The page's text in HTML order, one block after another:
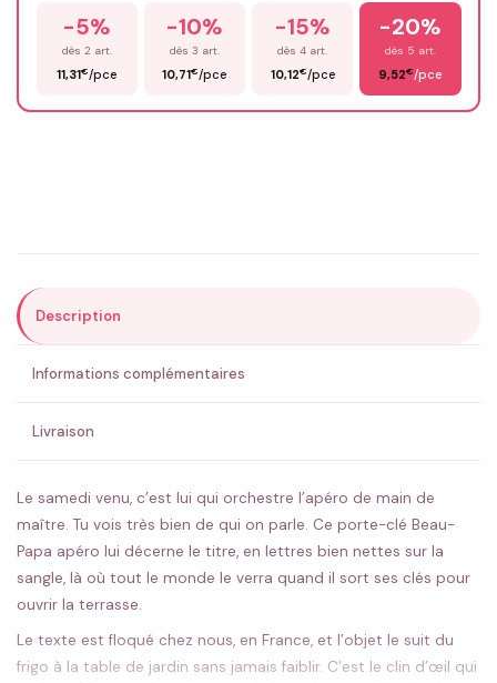
Prénom*
ENVOYER MA DEMANDE ✨
💚 Retour sous 24-48h🇫🇷 Flocage en France✅ Validation avant fabrication
-5%
dès 2 art.
11,31€/pce
-10%
dès 3 art.
10,71€/pce
-15%
dès 4 art.
10,12€/pce
-20%
dès 5 art.
9,52€/pce
Description
Informations complémentaires
Livraison
Le samedi venu, c’est lui qui orchestre l’apéro de main de
maître. Tu vois très bien de qui on parle. Ce porte-clé Beau-
Papa apéro lui décerne le titre, en lettres bien nettes sur la
sangle, là où tout le monde le verra quand il sort ses clés pour
ouvrir la terrasse.
Le texte est floqué chez nous, en France, et l’objet le suit du
frigo à la table de jardin sans jamais faiblir. C’est le clin d’œil qui